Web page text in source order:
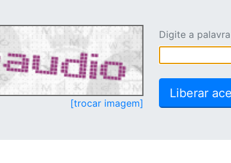
[trocar imagem]
Digite a